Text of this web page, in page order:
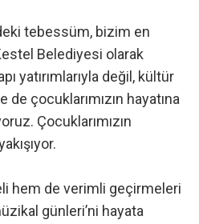
tebessüm, bizim en
Belediyesi olarak
yatırımlarıyla değil, kültür
çocuklarımızın hayatına
Çocuklarımızın
hem de verimli geçirmeleri
günleri’ni hayata